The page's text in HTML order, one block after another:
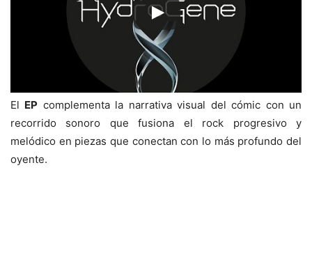
El EP complementa la narrativa visual del cómic con un
recorrido sonoro que fusiona el rock progresivo y
melódico en piezas que conectan con lo más profundo del
oyente.